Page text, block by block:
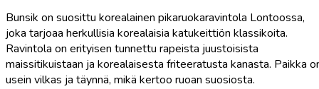
Bunsik on suosittu korealainen pikaruokaravintola Lontoossa,
joka tarjoaa herkullisia korealaisia katukeittiön klassikoita.
Ravintola on erityisen tunnettu rapeista juustoisista
maissitikuistaan ja korealaisesta friteeratusta kanasta. Paikka
usein vilkas ja täynnä, mikä kertoo ruoan suosiosta.